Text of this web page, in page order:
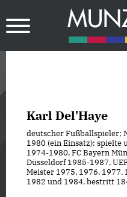
Karl Del'Haye
deutscher Fußballspieler;
1980 (ein Einsatz); spielte
1974-1980, FC Bayern
Düsseldorf 1985-1987,
Meister 1975, 1976, 1977,
1982 und 1984, bestritt